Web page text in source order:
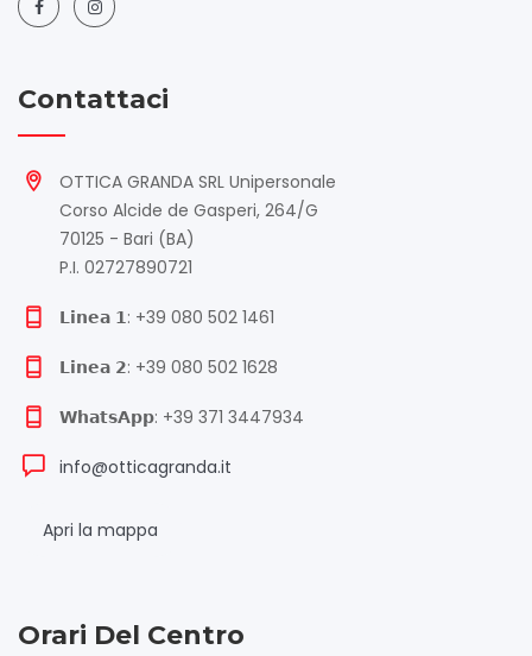
Contattaci
OTTICA GRANDA SRL Unipersonale
Corso Alcide de Gasperi, 264/G
70125 - Bari (BA)
P.I. 02727890721
𝗟𝗶𝗻𝗲𝗮 𝟭: +39 080 502 1461
𝗟𝗶𝗻𝗲𝗮 𝟮: +39 080 502 1628
𝗪𝗵𝗮𝘁𝘀𝗔𝗽𝗽: +39 371 3447934
info@otticagranda.it
Apri la mappa
Orari Del Centro